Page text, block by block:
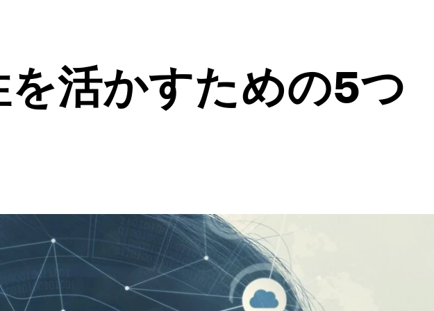
活かすための5つ